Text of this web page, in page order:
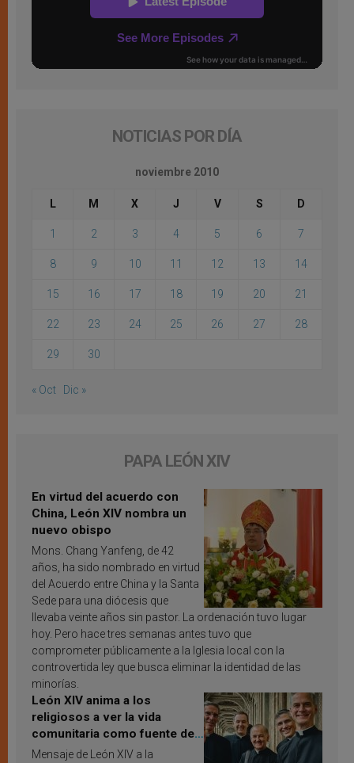
NOTICIAS POR DÍA
noviembre 2010
L M X J V S D
1 2 3 4 5 6 7
8 9 10 11 12 13 14
15 16 17 18 19 20 21
22 23 24 25 26 27 28
29 30
« Oct Dic »
PAPA LEÓN XIV
En virtud del acuerdo con
China, León XIV nombra un
nuevo obispo
Mons. Chang Yanfeng, de 42
años, ha sido nombrado en virtud
del Acuerdo entre China y la Santa
Sede para una diócesis que
llevaba veinte años sin pastor. La ordenación tuvo lugar
hoy. Pero hace tres semanas antes tuvo que
comprometer públicamente a la Iglesia local con la
controvertida ley que busca eliminar la identidad de las
minorías.
León XIV anima a los
religiosos a ver la vida
comunitaria como fuente de
inspiración y santificación
Mensaje de León XIV a la